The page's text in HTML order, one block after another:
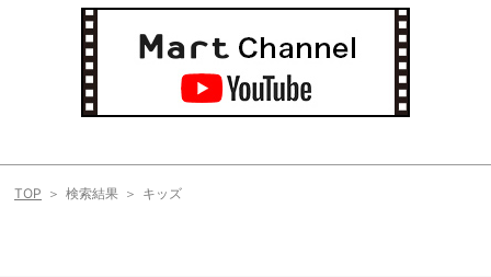
TOP 検索結果 キッズ